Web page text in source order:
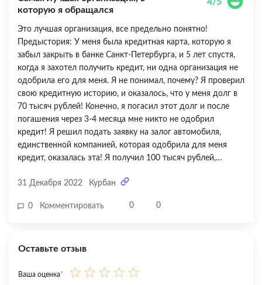
которую я обращался
Это лучшая организация, все предельно понятно!
Предыстория: У меня была кредитная карта, которую я
забыл закрыть в банке Санкт-Петербурга, и 5 лет спустя,
когда я захотел получить кредит, ни одна организация не
одобрила его для меня. Я не понимал, почему? Я проверил
свою кредитную историю, и оказалось, что у меня долг в
70 тысяч рублей! Конечно, я погасил этот долг и после
погашения через 3-4 месяца мне никто не одобрил
кредит! Я решил подать заявку на залог автомобиля,
единственной компанией, которая одобрила для меня
кредит, оказалась эта! Я получил 100 тысяч рублей,
досрочно закрыл последний месяц, тем самым подняв
сомневался, но через некоторое время привык к этому! И,
31 Декабря 2022 Курбан
0 Комментировать 0 0
Оставьте отзыв
Ваша оценка*